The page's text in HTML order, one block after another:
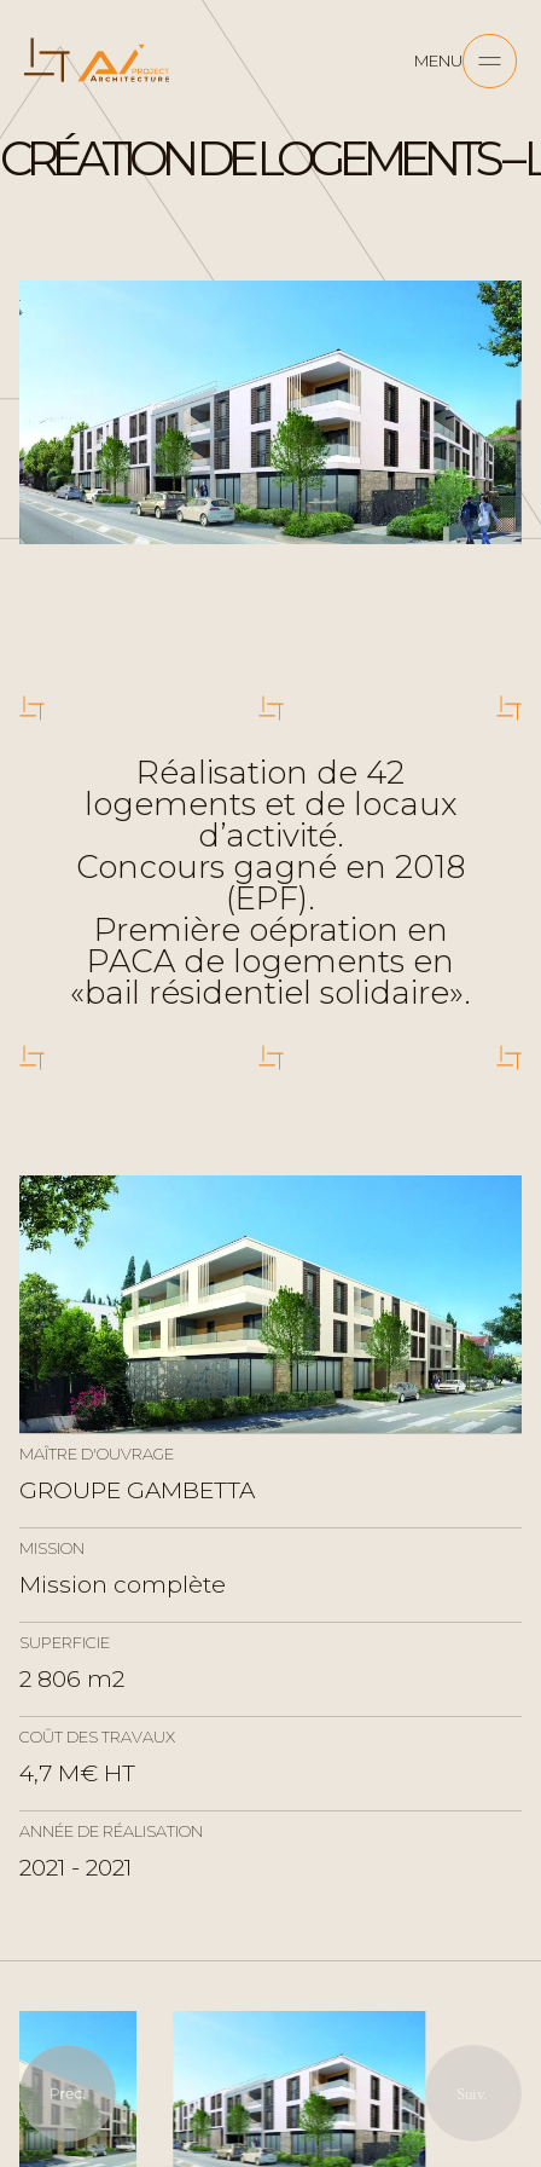
MENU
CRÉATION DE LOGEMENTS –
Réalisation de 42
logements et de locaux
d’activité.
Concours gagné en 2018
(EPF).
Première oépration en
PACA de logements en
«bail résidentiel solidaire».
MAÎTRE D'OUVRAGE
GROUPE GAMBETTA
MISSION
Mission complète
SUPERFICIE
2 806 m2
COÛT DES TRAVAUX
4,7 M€ HT
ANNÉE DE RÉALISATION
2021 - 2021